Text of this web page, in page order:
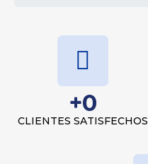
CLIENTES SATISFECHOS
+0